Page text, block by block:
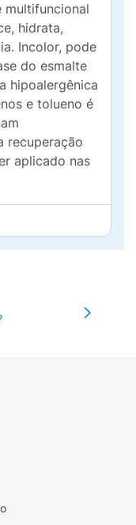
multifuncional
hidrata,
Incolor, pode
do esmalte
hipoalergênica
e tolueno é
recuperação
aplicado nas